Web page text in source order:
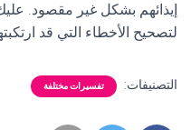
إيذائهم بشكل غير مقصود.
لتصحيح الأخطاء التي قد
التصنيفات: تفسيرات مختلفة